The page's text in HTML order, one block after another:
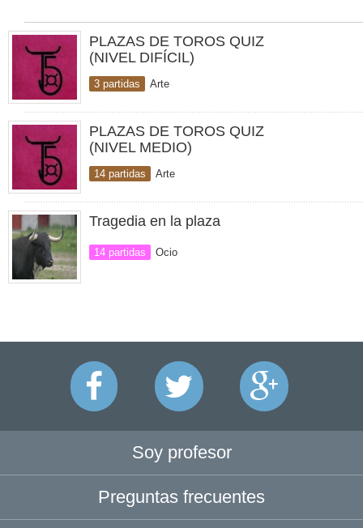
PLAZAS DE TOROS QUIZ
(NIVEL DIFÍCIL)
3 partidas Arte
PLAZAS DE TOROS QUIZ
(NIVEL MEDIO)
14 partidas Arte
Tragedia en la plaza
14 partidas Ocio
Soy profesor
Preguntas frecuentes